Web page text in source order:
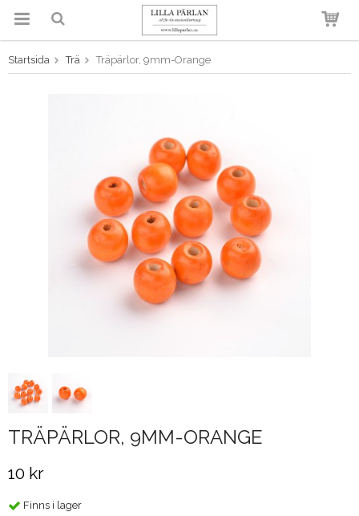
Produkten har blivit tillagd i
varukorgen
Startsida Trä Träpärlor, 9mm-Orange
TRÄPÄRLOR, 9MM-ORANGE
10 kr
Finns i lager